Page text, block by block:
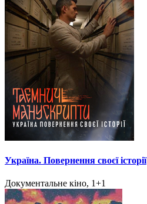
Україна. Повернення своєї історії
Документальне кіно, 1+1